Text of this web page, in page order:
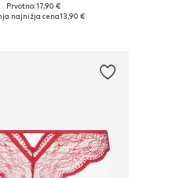
velikosti: XS, M, L, XL
Prvotno: 17,90 €
najnižja cena13,90 €